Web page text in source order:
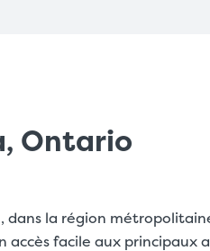
Ontario
la région
facile aux principaux